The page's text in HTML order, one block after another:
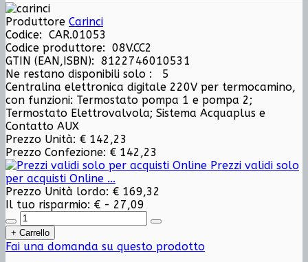
Produttore Carinci
Codice: CAR.01053
Codice produttore: 08V.CC2
GTIN (EAN,ISBN): 8122746010531
Ne restano disponibili solo : 5
Centralina elettronica digitale 220V per termocamino,
con funzioni: Termostato pompa 1 e pompa 2;
Termostato Elettrovalvola; Sistema Acquaplus e
Contatto AUX
Prezzo Unità: € 142,23
Prezzo Confezione: € 142,23
Prezzi validi solo
per acquisti Online ...
Prezzo Unità lordo: € 169,32
Il tuo risparmio: € - 27,09
Fai una domanda su questo prodotto